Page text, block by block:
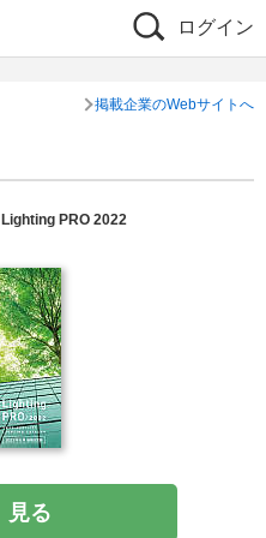
ログイン
掲載企業のWebサイトへ
Lighting PRO 2022
見る